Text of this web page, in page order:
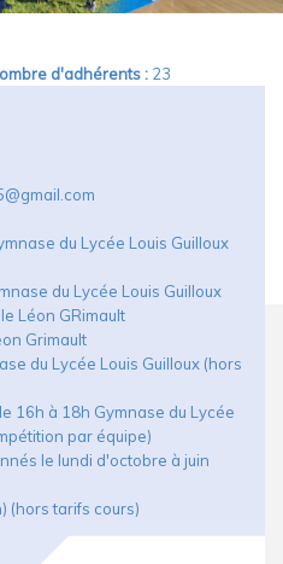
d'adhérents : 23
du Lycée Louis Guilloux
du Lycée Louis Guilloux
Léon GRimault
Grimault
du Lycée Louis Guilloux (hors
16h à 18h Gymnase du Lycée
par équipe)
le lundi d'octobre à juin
(hors tarifs cours)